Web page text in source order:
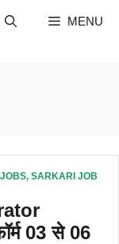
MENU
, SARKARI JOB
03 से 06